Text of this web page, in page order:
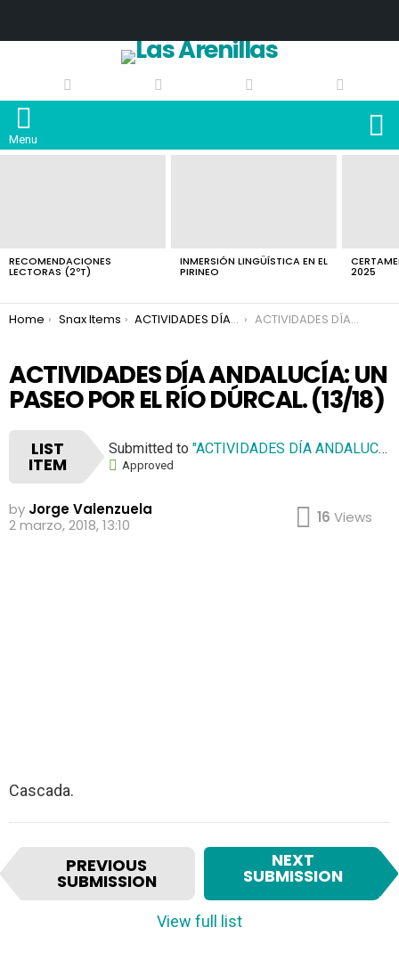
Menu
RECOMENDACIONES
LECTORAS (2ºT)
INMERSIÓN LINGÜÍSTICA EN EL
PIRINEO 2025
You are here:
Home Snax Items ACTIVIDADES DÍA ANDALUCÍA: UN PASEO POR EL RÍO DÚRCAL. ACTIVIDADES DÍA ANDALUCÍA: UN PASEO POR EL RÍO DÚRCAL.
ACTIVIDADES DÍA ANDALUCÍA: UN
PASEO POR EL RÍO DÚRCAL. (13/18)
LIST
ITEM
Submitted to "ACTIVIDADES DÍA ANDALUCÍA: UN PASEO POR EL RÍO DÚRCAL."
Approved
by Jorge Valenzuela
2 marzo, 2018, 13:10
16 Views
Cascada.
I
e
PREVIOUS
SUBMISSION
NEXT
SUBMISSION
View full list